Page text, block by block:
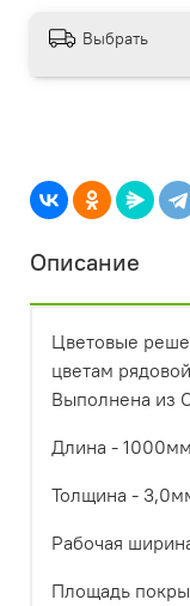
Выбрать
Описание
Цветовые
цветам
Выполнена из
Длина - 1000мм
Толщина -
Рабочая
Площадь